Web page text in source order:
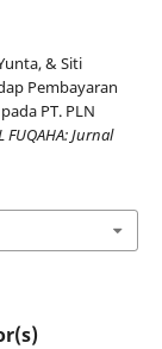
& Siti
Pembayaran
PT. PLN
FUQAHA: Jurnal